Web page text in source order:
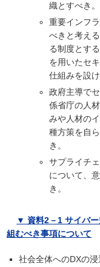
織とすべき。
重要インフ
べきと考え
る制度とす
を用いたセ
仕組みを設け
政府主導で
係省庁の人
みや人材の
種方策を自
き。
サプライチ
について、
き。
▼ 資料2－1 サイバー
組むべき事項について
社会全体へのDXの